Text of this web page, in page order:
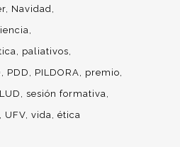
Navidad
paliativos
PDD PILDORA
premio
sesión formativa
UFV vida ética